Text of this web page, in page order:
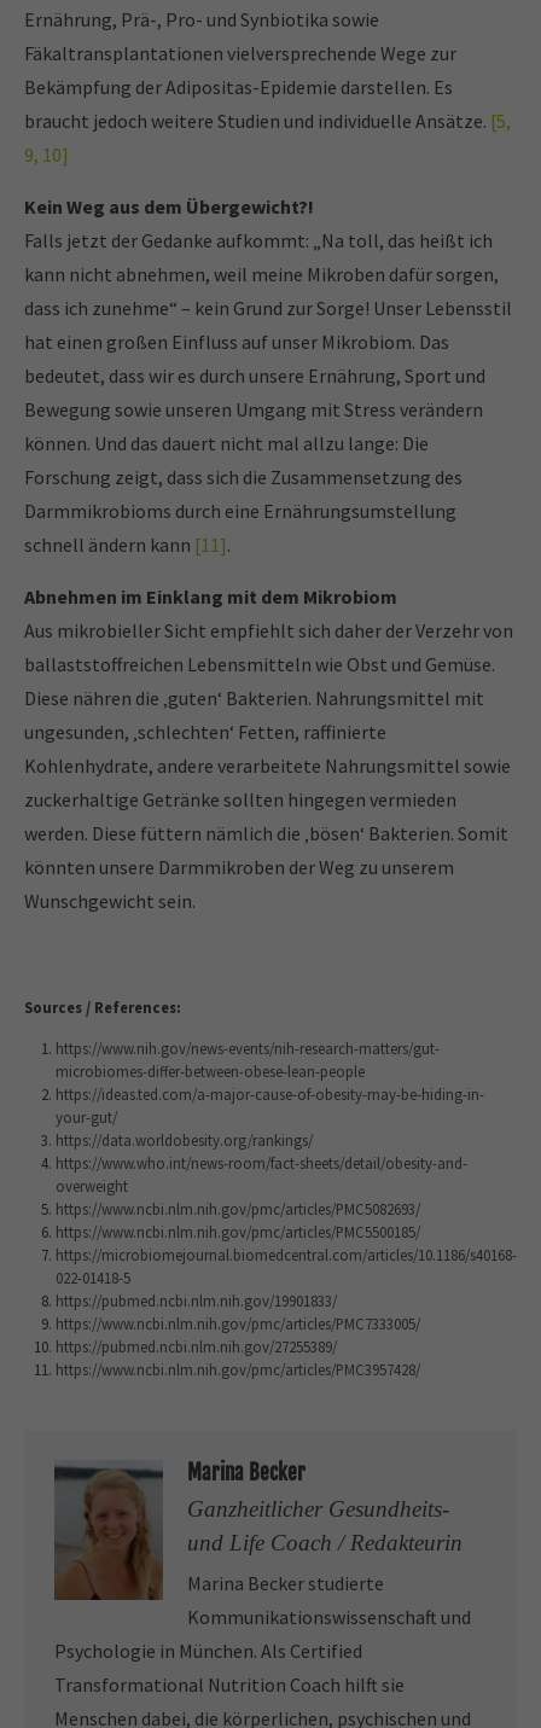
Ernährung, Prä-, Pro- und Synbiotika sowie
Fäkaltransplantationen vielversprechende Wege zur
Bekämpfung der Adipositas-Epidemie darstellen. Es
braucht jedoch weitere Studien und individuelle Ansätze. [5,
9, 10]
Kein Weg aus dem Übergewicht?!
Falls jetzt der Gedanke aufkommt: „Na toll, das heißt ich
kann nicht abnehmen, weil meine Mikroben dafür sorgen,
dass ich zunehme“ – kein Grund zur Sorge! Unser Lebensstil
hat einen großen Einfluss auf unser Mikrobiom. Das
bedeutet, dass wir es durch unsere Ernährung, Sport und
Bewegung sowie unseren Umgang mit Stress verändern
können. Und das dauert nicht mal allzu lange: Die
Forschung zeigt, dass sich die Zusammensetzung des
Darmmikrobioms durch eine Ernährungsumstellung
schnell ändern kann [11].
Abnehmen im Einklang mit dem Mikrobiom
Aus mikrobieller Sicht empfiehlt sich daher der Verzehr von
ballaststoffreichen Lebensmitteln wie Obst und Gemüse.
Diese nähren die ‚guten‘ Bakterien. Nahrungsmittel mit
ungesunden, ‚schlechten‘ Fetten, raffinierte
Kohlenhydrate, andere verarbeitete Nahrungsmittel sowie
zuckerhaltige Getränke sollten hingegen vermieden
werden. Diese füttern nämlich die ‚bösen‘ Bakterien. Somit
könnten unsere Darmmikroben der Weg zu unserem
Wunschgewicht sein.
Sources / References:
https://www.nih.gov/news-events/nih-research-matters/gut-
microbiomes-differ-between-obese-lean-people
https://ideas.ted.com/a-major-cause-of-obesity-may-be-hiding-in-
your-gut/
https://data.worldobesity.org/rankings/
https://www.who.int/news-room/fact-sheets/detail/obesity-and-
overweight
https://www.ncbi.nlm.nih.gov/pmc/articles/PMC5082693/
https://www.ncbi.nlm.nih.gov/pmc/articles/PMC5500185/
https://microbiomejournal.biomedcentral.com/articles/10.1186/s40168-
022-01418-5
https://pubmed.ncbi.nlm.nih.gov/19901833/
https://www.ncbi.nlm.nih.gov/pmc/articles/PMC7333005/
https://pubmed.ncbi.nlm.nih.gov/27255389/
https://www.ncbi.nlm.nih.gov/pmc/articles/PMC3957428/
Marina Becker
Ganzheitlicher Gesundheits-
und Life Coach / Redakteurin
Marina Becker studierte
Kommunikationswissenschaft und
Psychologie in München. Als Certified
Transformational Nutrition Coach hilft sie
Menschen dabei, die körperlichen, psychischen und